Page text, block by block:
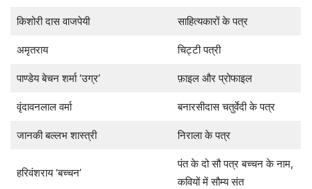
किशोरी दास वाजपेयी साहित्यकारों के पत्र
अमृतराय चिट्टी पत्री
पाण्डेय बेचन शर्मा ‘उग्र’ फ़ाइल और प्रोफाइल
वृंदावनलाल वर्मा बनारसीदास चतुर्वेदी के पत्र
जानकी बल्लभ शास्त्री निराला के पत्र
हरिवंशराय ‘बच्चन’
पंत के दो सौ पत्र बच्चन के नाम,
कवियों में सौम्य संत